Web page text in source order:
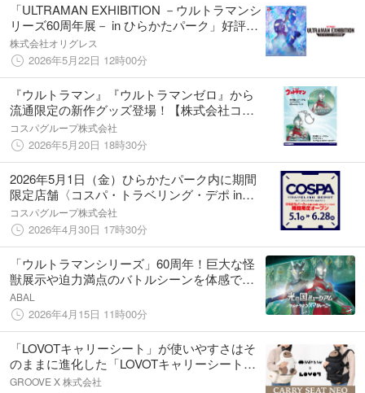
「ULTRAMAN EXHIBITION －ウルトラマンシ
リーズ60周年展－ in ひらかたパーク」好評開
催中！後期入場特典オリジナルクリアカード
配布開始！
株式会社オリグレス
2026年5月22日 12時00分
『ウルトラマン』『ウルトラマンゼロ』から
流通限定の新作グッズ登場！【株式会社コス
パ】
コスパグループ株式会社
2026年5月20日 18時30分
2026年5月1日（金）ひらかたパーク内に期間
限定店舗〈コスパ・トラベリング・デポ in
ABALアリーナ〉オープン！「ウルトラマン」
蓄光Tシャツも先行販売決定！【株式会社コス
パ】
コスパグループ株式会社
2026年4月30日 17時30分
「ウルトラマンシリーズ」60周年！巨大な怪
獣展示や迫力満点のバトルシーンを体感でき
るVRコンテンツ『光の国ミュージアム ウル
トラマンXRジャーニー』大阪・ひらかたパー
クで5月1日から期間限定で開催決定
ABAL
2026年4月15日 11時00分
「LOVOTキャリーシート」が使いやすさはそ
のままに進化した「LOVOTキャリーシート
NEO」として新登場！2026年1月13日（火）
GROOVE X 株式会社